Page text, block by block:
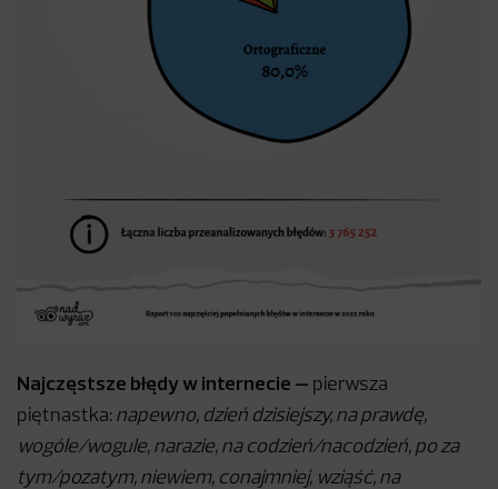
Najczęstsze błędy w internecie – pierwsza
piętnastka: napewno, dzień dzisiejszy, na prawdę,
wogóle/wogule, narazie, na codzień/nacodzień, po za
tym/pozatym, niewiem, conajmniej, wziąść, na